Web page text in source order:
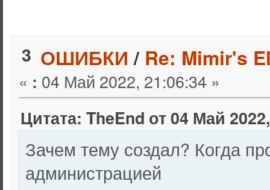
3 ОШИБКИ / Re: Mimir's
« : 04 Май 2022, 21:06:34 »
Цитата: TheEnd от 04 Май
Зачем тему создал? Когда
администрацией